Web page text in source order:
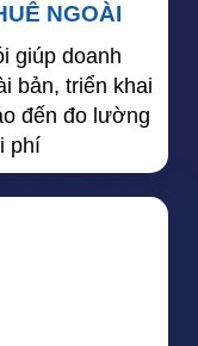
NGOÀI
giúp doanh
bản, triển khai
đến đo lường
phí